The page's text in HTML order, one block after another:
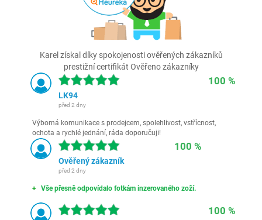
Karel získal díky spokojenosti ověřených zákazníků
prestižní certifikát Ověřeno zákazníky
100 %
LK94
před 2 dny
Výborná komunikace s prodejcem, spolehlivost, vstřícnost,
ochota a rychlé jednání, ráda doporučuji!
100 %
Ověřený zákazník
před 2 dny
Vše přesně odpovídalo fotkám inzerovaného zoží.
100 %